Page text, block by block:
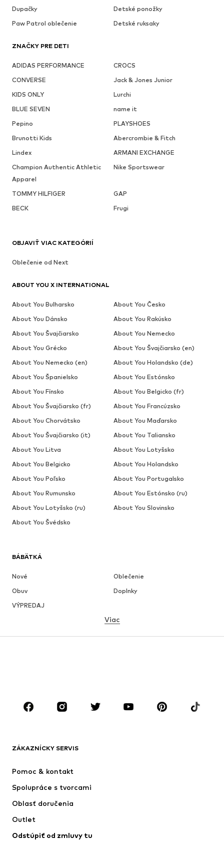
Dupačky
Detské ponožky
Paw Patrol oblečenie
Detské ruksaky
ZNAČKY PRE DETI
ADIDAS PERFORMANCE
CROCS
CONVERSE
Jack & Jones Junior
KIDS ONLY
Lurchi
BLUE SEVEN
name it
Pepino
PLAYSHOES
Brunotti Kids
Abercrombie & Fitch
Lindex
ARMANI EXCHANGE
Champion Authentic Athletic
Apparel
Nike Sportswear
TOMMY HILFIGER
GAP
BECK
Frugi
BÁBÄTKÁ
Nové
Oblečenie
Obuv
Doplnky
VÝPREDAJ
ZNAČKY
ADIDAS SPORTSWEAR
ADIDAS PERFORMANCE
Viac
ZÁKAZNÍCKY SERVIS
Pomoc & kontakt
Spolupráce s tvorcami
Oblasť doručenia
Outlet
Odstúpiť od zmluvy tu
OBJAVIŤ VIAC KATEGÓRIÍ
Oblečenie od Next
ABOUT YOU X INTERNATIONAL
About You Bulharsko
About You Česko
About You Dánsko
About You Rakúsko
About You Švajčiarsko
About You Nemecko
About You Grécko
About You Švajčiarsko (en)
About You Nemecko (en)
About You Holandsko (de)
About You Španielsko
About You Estónsko
About You Fínsko
About You Belgicko (fr)
About You Švajčiarsko (fr)
About You Francúzsko
About You Chorvátsko
About You Maďarsko
About You Švajčiarsko (it)
About You Taliansko
About You Litva
About You Lotyšsko
About You Belgicko
About You Holandsko
About You Poľsko
About You Portugalsko
About You Rumunsko
About You Estónsko (ru)
About You Lotyšsko (ru)
About You Slovinsko
About You Švédsko